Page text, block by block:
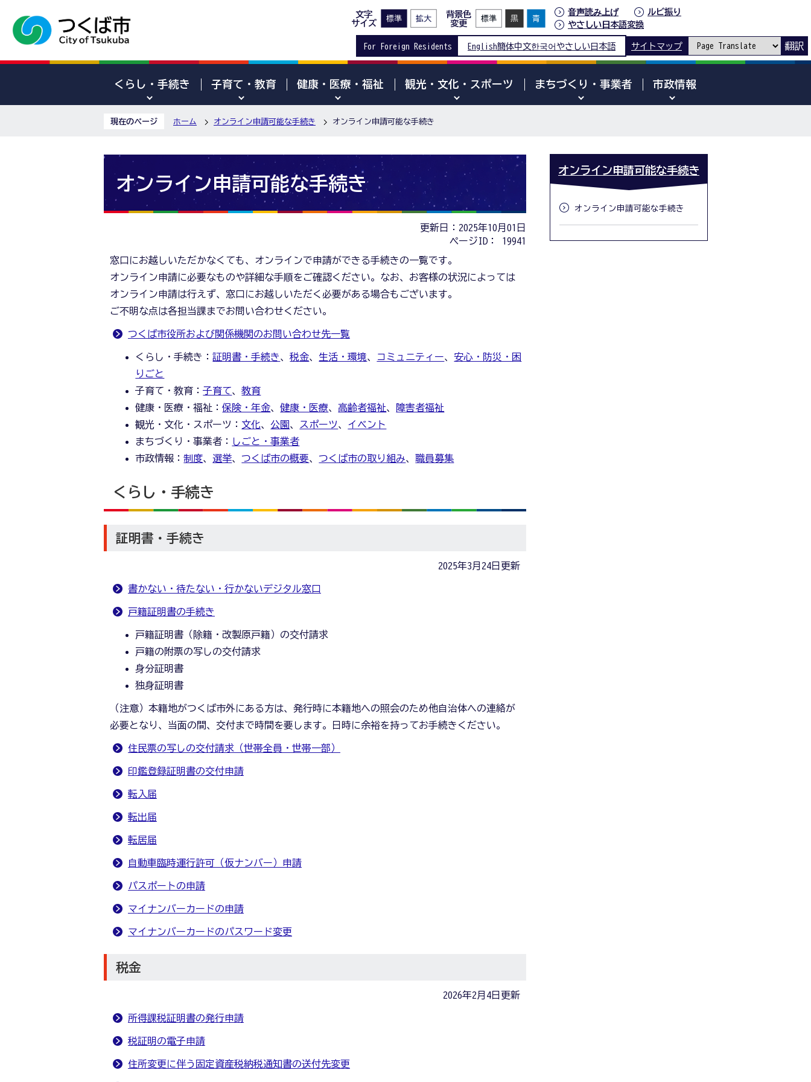
文字
サイズ
背景色
変更
音声読み上げ
ルビ振り
やさしい日本語変換
For Foreign Residents English簡体中文한국어 やさしい日本語 サイトマップ 翻訳
くらし・手続き 子育て・教育 健康・医療・福祉 観光・文化・スポーツ まちづくり・事業者 市政情報
現在のページ ホーム オンライン申請可能な手続き オンライン申請可能な手続き
オンライン申請可能な手続き
更新日：2025年10月01日
ページID：
19941
窓口にお越しいただかなくても、オンラインで申請ができる手続きの一覧です。
オンライン申請に必要なものや詳細な手順をご確認ください。なお、お客様の状況によっては
オンライン申請は行えず、窓口にお越しいただく必要がある場合もございます。
ご不明な点は各担当課までお問い合わせください。
つくば市役所および関係機関のお問い合わせ先一覧
くらし・手続き：証明書・手続き、税金、 生活・環境、 コミュニティー、安心・防災・困
りごと
子育て・教育：子育て、教育
健康・医療・福祉：保険・年金、健康・医療、高齢者福祉、
障害者福祉
観光・文化・スポーツ： 文化、公園、 スポーツ、 イベント
まちづくり・事業者：
しごと・事業者
市政情報：制度、選挙、 つくば市の概要、 つくば市の取り組み、 職員募集
くらし・手続き
証明書・手続き
2025年3月24日更新
書かない・待たない・行かないデジタル窓口
戸籍証明書の手続き
戸籍証明書（除籍・改製原戸籍）の交付請求
戸籍の附票の写しの交付請求
身分証明書
独身証明書
（注意）本籍地がつくば市外にある方は、発行時に本籍地への照会のため他自治体への連絡が
必要となり、当面の間、交付まで時間を要します。日時に余裕を持ってお手続きください。
住民票の写しの交付請求（世帯全員・世帯一部）
印鑑登録証明書の交付申請
転入届
転出届
転居届
自動車臨時運行許可（仮ナンバー）申請
パスポートの申請
マイナンバーカードの申請
マイナンバーカードのパスワード変更
税金
2026年2月4日更新
所得課税証明書の発行申請
税証明の電子申請
住所変更に伴う固定資産税納税通知書の送付先変更
オンライン申請可能な手続き
オンライン申請可能な手続き